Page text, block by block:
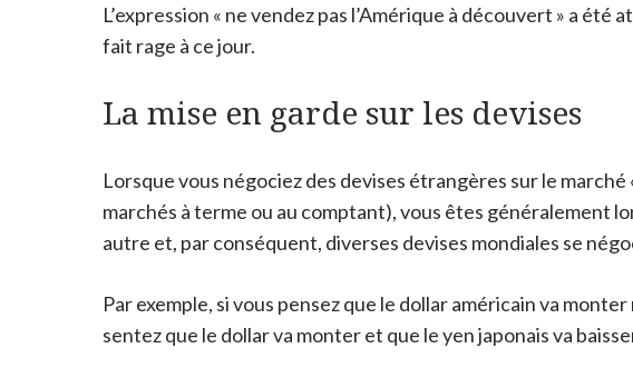
L’expression « ne vendez pas l’Amérique à découvert » a
fait rage à ce jour.
La mise en garde sur les devises
Lorsque vous négociez des devises étrangères sur le
marchés à terme ou au comptant), vous êtes généralement
autre et, par conséquent, diverses devises mondiales se
Par exemple, si vous pensez que le dollar américain va
sentez que le dollar va monter et que le yen japonais va